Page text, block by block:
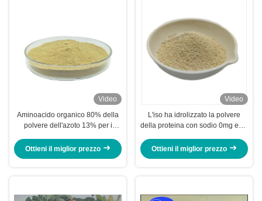
Video
Aminoacido organico 80% della
polvere dell'azoto 13% per i
Ottieni il miglior prezzo
Video
L'iso ha idrolizzato la polvere
della proteina con sodio 0mg ed il
Ottieni il miglior prezzo